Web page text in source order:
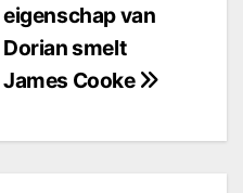
eigenschap van
Dorian smelt
James Cooke